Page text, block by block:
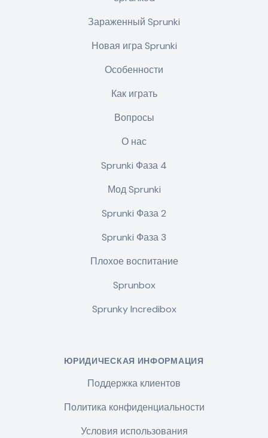
Зараженный Sprunki
Новая игра Sprunki
Особенности
Как играть
Вопросы
О нас
Sprunki Фаза 4
Мод Sprunki
Sprunki Фаза 2
Sprunki Фаза 3
Плохое воспитание
Sprunbox
Sprunky Incredibox
ЮРИДИЧЕСКАЯ ИНФОРМАЦИЯ
Поддержка клиентов
Политика конфиденциальности
Условия использования